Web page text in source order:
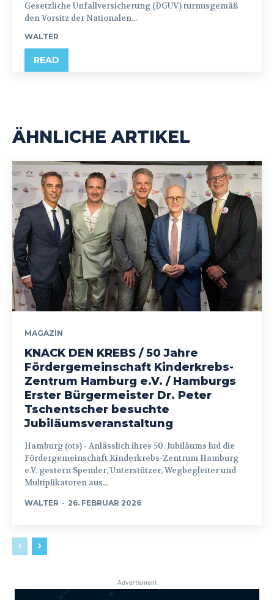
Gesetzliche Unfallversicherung (DGUV) turnusgemäß
den Vorsitz der Nationalen...
WALTER
READ
ÄHNLICHE ARTIKEL
MAGAZIN
KNACK DEN KREBS / 50 Jahre
Fördergemeinschaft Kinderkrebs-
Zentrum Hamburg e.V. / Hamburgs
Erster Bürgermeister Dr. Peter
Tschentscher besuchte
Jubiläumsveranstaltung
Hamburg (ots) - Anlässlich ihres 50. Jubiläums lud die
Fördergemeinschaft Kinderkrebs-Zentrum Hamburg
e.V. gestern Spender, Unterstützer, Wegbegleiter und
Multiplikatoren aus...
WALTER - 26. FEBRUAR 2026
Advertisment